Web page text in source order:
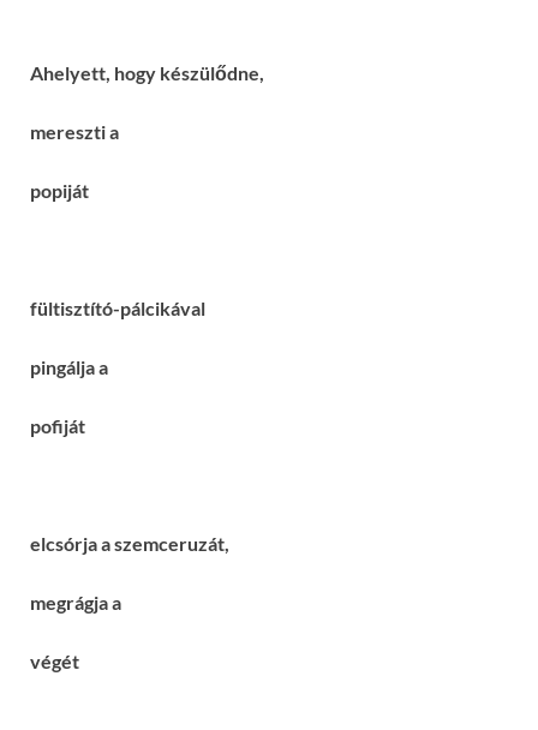
Ahelyett, hogy készülődne,
mereszti a
popiját
fültisztító-pálcikával
pingálja a
pofiját
elcsórja a szemceruzát,
megrágja a
végét